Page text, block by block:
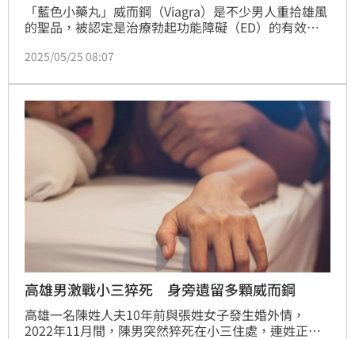
「藍色小藥丸」威而鋼（Viagra）是不少男人重拾雄風
的聖品，被認定是治療勃起功能障礙（ED）的有效藥
硬一整天」、「會不會傷害心臟」等流言蜚語不絕於
解析關於威而鋼的四大常見迷思。
2025/05/25 08:07
高雄男激戰小三猝死 身旁遺留多顆威而鋼
高雄一名陳姓人夫10年前與張姓女子發生婚外情，
2022年11月間，陳男突然猝死在小三住處，連姓正官